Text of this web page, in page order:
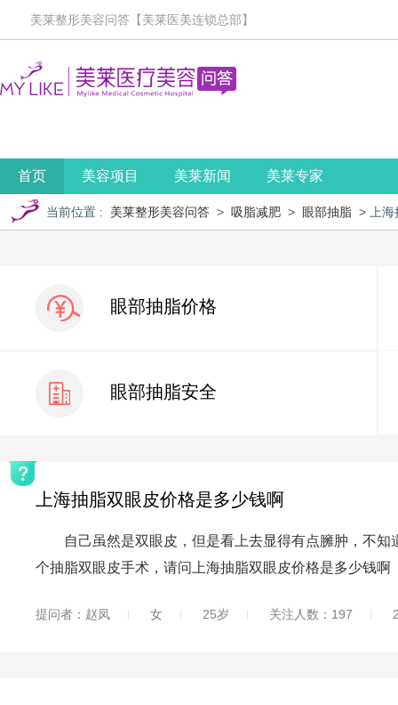
美莱整形美容问答【美莱医美连锁总部】
首页 美容项目 美莱新闻 美莱专家
当前位置 : 美莱整形美容问答 > 吸脂减肥 > 眼部抽脂 > 上海
眼部抽脂价格
眼部抽脂安全
上海抽脂双眼皮价格是多少钱啊
自己虽然是双眼皮，但是看上去显得有点臃肿，不知
个抽脂双眼皮手术，请问上海抽脂双眼皮价格是多少钱啊
提问者：赵凤 女 25岁 关注人数：197